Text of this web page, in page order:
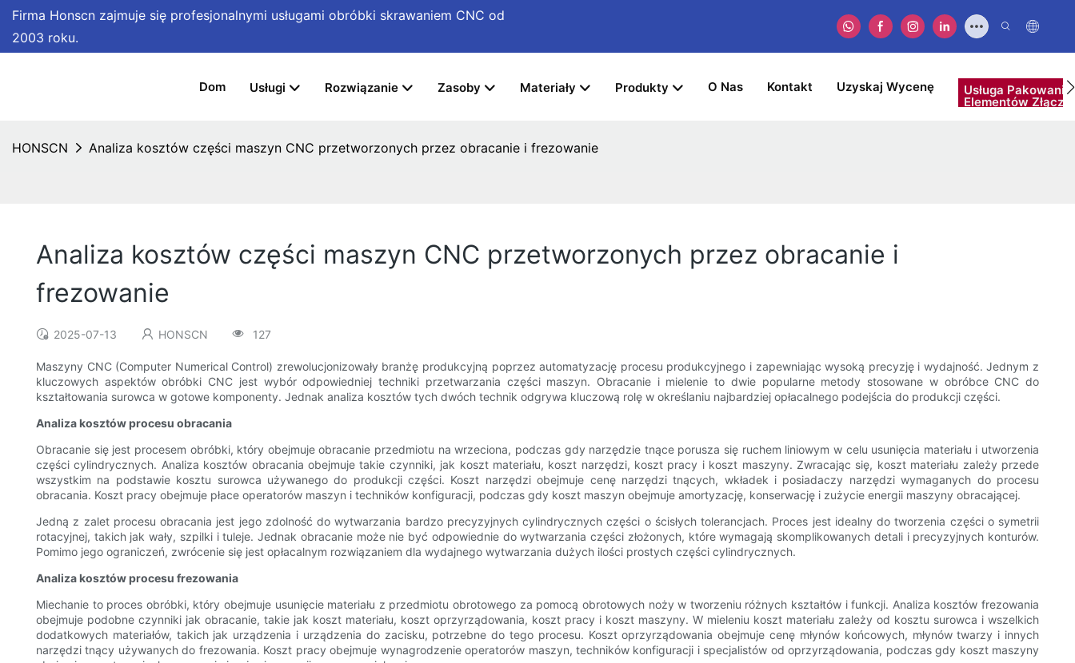
Firma Honscn zajmuje się profesjonalnymi usługami obróbki skrawaniem CNC od
2003 roku.
Dom Usługi Rozwiązanie Zasoby Materiały Produkty O Nas Kontakt Uzyskaj Wycenę Usługa
Elementów
HONSCN Analiza kosztów części maszyn CNC przetworzonych przez obracanie i frezowanie
Analiza kosztów części maszyn CNC przetworzonych przez obracanie i
frezowanie
2025-07-13 HONSCN 127
Maszyny CNC (Computer Numerical Control) zrewolucjonizowały branżę produkcyjną poprzez automatyzację procesu produkcyjnego i zapewniając wysoką precyzję i wydajność. Jednym z
kluczowych aspektów obróbki CNC jest wybór odpowiedniej techniki przetwarzania części maszyn. Obracanie i mielenie to dwie popularne metody stosowane w obróbce CNC do
kształtowania surowca w gotowe komponenty. Jednak analiza kosztów tych dwóch technik odgrywa kluczową rolę w określaniu najbardziej opłacalnego podejścia do produkcji części.
Analiza kosztów procesu obracania
Obracanie się jest procesem obróbki, który obejmuje obracanie przedmiotu na wrzeciona, podczas gdy narzędzie tnące porusza się ruchem liniowym w celu usunięcia materiału i utworzenia
części cylindrycznych. Analiza kosztów obracania obejmuje takie czynniki, jak koszt materiału, koszt narzędzi, koszt pracy i koszt maszyny. Zwracając się, koszt materiału zależy przede
wszystkim na podstawie kosztu surowca używanego do produkcji części. Koszt narzędzi obejmuje cenę narzędzi tnących, wkładek i posiadaczy narzędzi wymaganych do procesu
obracania. Koszt pracy obejmuje płace operatorów maszyn i techników konfiguracji, podczas gdy koszt maszyn obejmuje amortyzację, konserwację i zużycie energii maszyny obracającej.
Jedną z zalet procesu obracania jest jego zdolność do wytwarzania bardzo precyzyjnych cylindrycznych części o ścisłych tolerancjach. Proces jest idealny do tworzenia części o symetrii
rotacyjnej, takich jak wały, szpilki i tuleje. Jednak obracanie może nie być odpowiednie do wytwarzania części złożonych, które wymagają skomplikowanych detali i precyzyjnych konturów.
Pomimo jego ograniczeń, zwrócenie się jest opłacalnym rozwiązaniem dla wydajnego wytwarzania dużych ilości prostych części cylindrycznych.
Analiza kosztów procesu frezowania
Miechanie to proces obróbki, który obejmuje usunięcie materiału z przedmiotu obrotowego za pomocą obrotowych noży w tworzeniu różnych kształtów i funkcji. Analiza kosztów frezowania
obejmuje podobne czynniki jak obracanie, takie jak koszt materiału, koszt oprzyrządowania, koszt pracy i koszt maszyny. W mieleniu koszt materiału zależy od kosztu surowca i wszelkich
dodatkowych materiałów, takich jak urządzenia i urządzenia do zacisku, potrzebne do tego procesu. Koszt oprzyrządowania obejmuje cenę młynów końcowych, młynów twarzy i innych
narzędzi tnący używanych do frezowania. Koszt pracy obejmuje wynagrodzenie operatorów maszyn, techników konfiguracji i specjalistów od oprzyrządowania, podczas gdy koszt maszyny